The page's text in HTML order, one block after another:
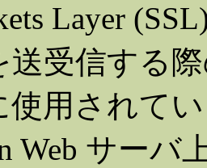
Layer
送受信する
用されて
Web サーバ